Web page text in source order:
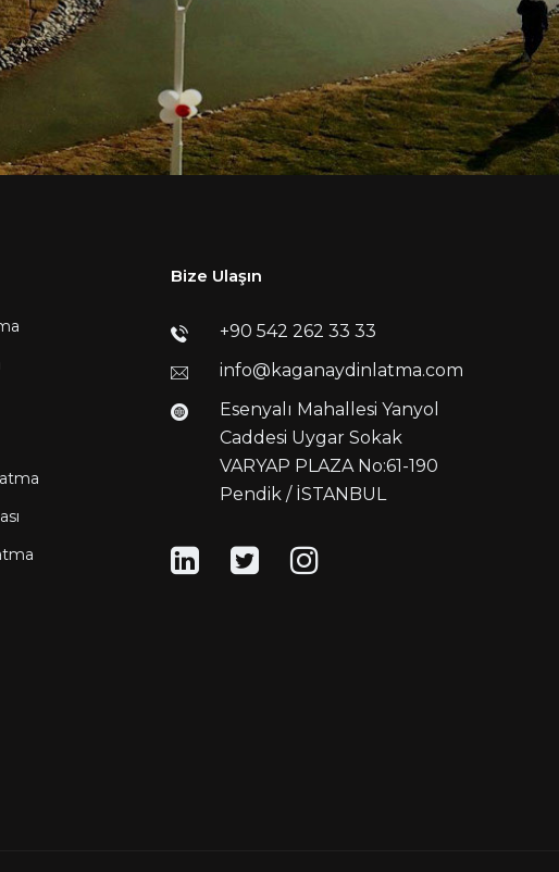
Bize Ulaşın
+90 542 262 33 33
info@kaganaydinlatma.com
Esenyalı Mahallesi Yanyol
Caddesi Uygar Sokak
VARYAP PLAZA No:61-190
Pendik / İSTANBUL